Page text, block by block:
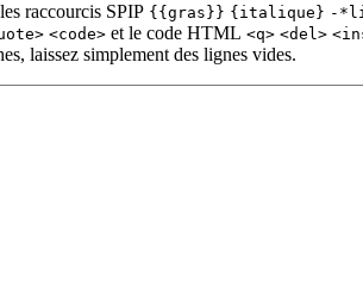
raccourcis SPIP {{gras}} {italique} -
<code> et le code HTML <q> <del>
laissez simplement des lignes vides.